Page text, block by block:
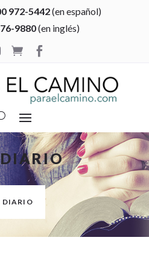
972-5442(en español)
9880(en inglés)
 
DIARIO